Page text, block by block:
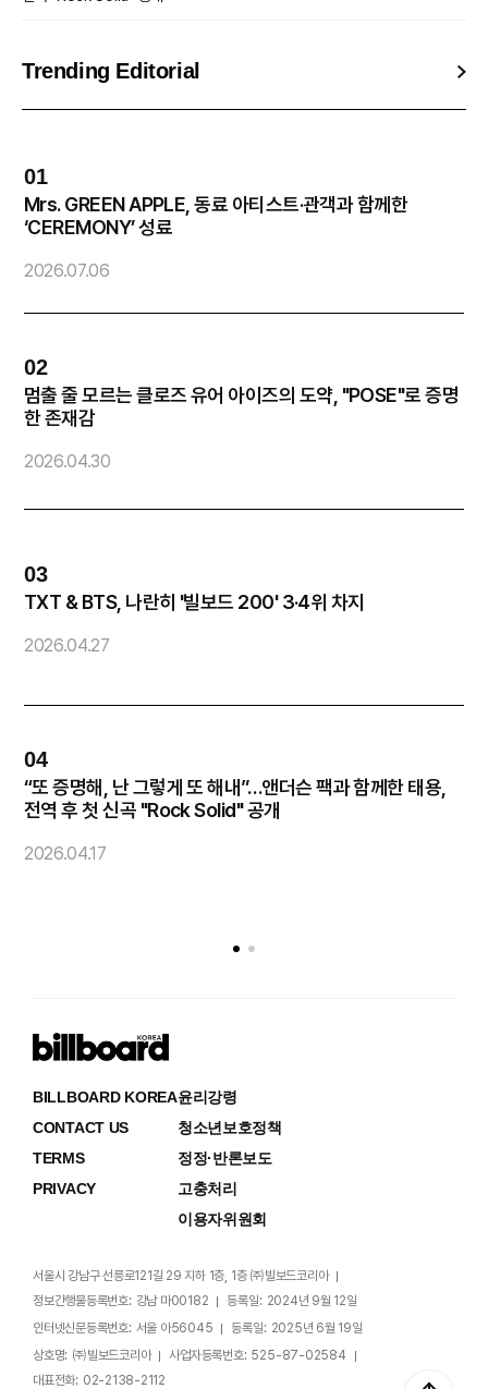
Trending Editorial
01
Mrs. GREEN APPLE, 동료 아티스트·관객과 함께한
‘CEREMONY’ 성료
2026.07.06
02
멈출 줄 모르는 클로즈 유어 아이즈의 도약, "POSE"로 증명
한 존재감
2026.04.30
03
TXT & BTS, 나란히 '빌보드 200' 3·4위 차지
2026.04.27
04
“또 증명해, 난 그렇게 또 해내”…앤더슨 팩과 함께한 태용,
전역 후 첫 신곡 "Rock Solid" 공개
2026.04.17
BILLBOARD KOREA
CONTACT US
TERMS
PRIVACY
윤리강령
청소년보호정책
정정·반론보도
고충처리
이용자위원회
서울시 강남구 선릉로121길 29 지하 1층, 1층 ㈜빌보드코리아
정보간행물등록번호: 강남 마00182 등록일: 2024년 9월 12일
인터넷신문등록번호: 서울 아56045 등록일: 2025년 6월 19일
상호명: ㈜빌보드코리아 사업자등록번호: 525-87-02584
대표전화: 02-2138-2112